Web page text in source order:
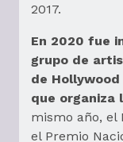
2017.
En 2020 fue
grupo de
de
que organiza
mismo año, el
el Premio